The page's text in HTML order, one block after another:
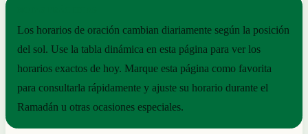
Los horarios de oración cambian diariamente según la posición
del sol. Use la tabla dinámica en esta página para ver los
horarios exactos de hoy. Marque esta página como favorita
para consultarla rápidamente y ajuste su horario durante el
Ramadán u otras ocasiones especiales.